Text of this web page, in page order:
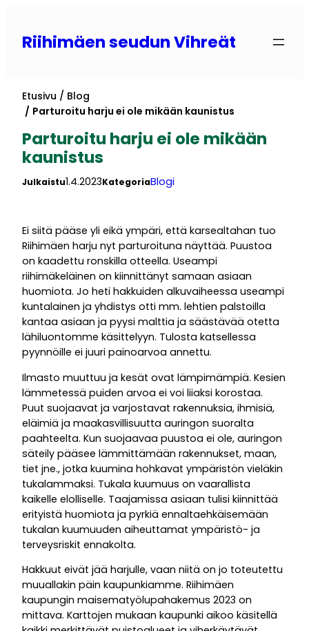
Riihimäen seudun Vihreät
Etusivu
Blog
Parturoitu harju ei ole mikään kaunistus
Parturoitu harju ei ole mikään
kaunistus
Julkaistu1.4.2023KategoriaBlogi
Ei siitä pääse yli eikä ympäri, että karsealtahan tuo
Riihimäen harju nyt parturoituna näyttää. Puustoa
on kaadettu ronskilla otteella. Useampi
riihimäkeläinen on kiinnittänyt samaan asiaan
huomiota. Jo heti hakkuiden alkuvaiheessa useampi
kuntalainen ja yhdistys otti mm. lehtien palstoilla
kantaa asiaan ja pyysi malttia ja säästävää otetta
lähiluontomme käsittelyyn. Tulosta katsellessa
pyynnöille ei juuri painoarvoa annettu.
Ilmasto muuttuu ja kesät ovat lämpimämpiä. Kesien
lämmetessä puiden arvoa ei voi liiaksi korostaa.
Puut suojaavat ja varjostavat rakennuksia, ihmisiä,
eläimiä ja maakasvillisuutta auringon suoralta
paahteelta. Kun suojaavaa puustoa ei ole, auringon
säteily pääsee lämmittämään rakennukset, maan,
tiet jne., jotka kuumina hohkavat ympäristön vieläkin
tukalammaksi. Tukala kuumuus on vaarallista
kaikelle elolliselle. Taajamissa asiaan tulisi kiinnittää
erityistä huomiota ja pyrkiä ennaltaehkäisemään
tukalan kuumuuden aiheuttamat ympäristö- ja
terveysriskit ennakolta.
Hakkuut eivät jää harjulle, vaan niitä on jo toteutettu
muuallakin päin kaupunkiamme. Riihimäen
kaupungin maisematyölupahakemus 2023 on
mittava. Karttojen mukaan kaupunki aikoo käsitellä